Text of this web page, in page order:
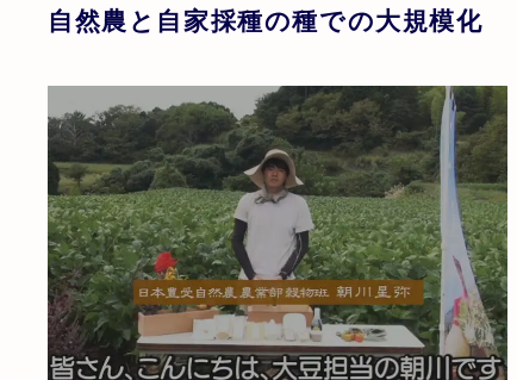
自然農と自家採種の種での大規模化